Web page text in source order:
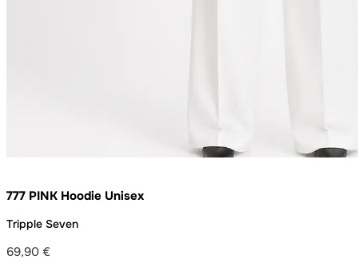
777 PINK Hoodie Unisex
Tripple Seven
69,90 €